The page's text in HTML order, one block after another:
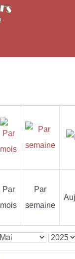
Par
mois
Par
semaine